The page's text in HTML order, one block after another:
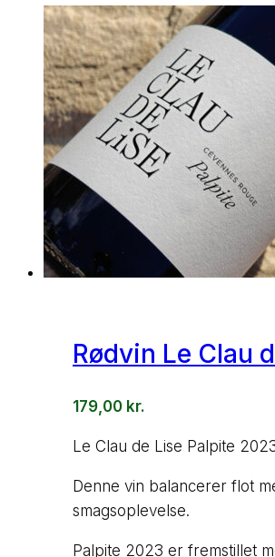
Rødvin Le Clau
179,00 kr.
Le Clau de Lise Palpite
Denne vin balancerer flot
smagsoplevelse.
Palpite 2023 er fremstillet